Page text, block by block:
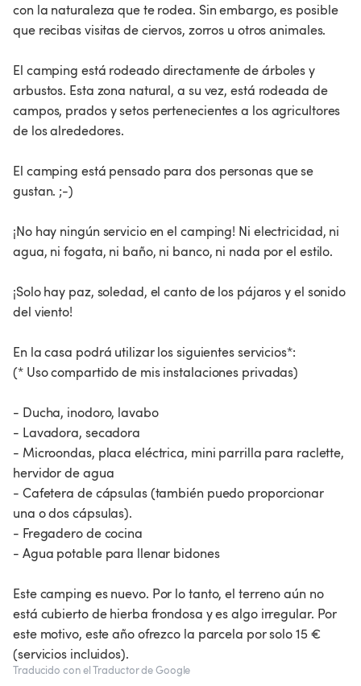
con la naturaleza que te rodea. Sin embargo, es posible
que recibas visitas de ciervos, zorros u otros animales.
El camping está rodeado directamente de árboles y
arbustos. Esta zona natural, a su vez, está rodeada de
campos, prados y setos pertenecientes a los agricultores
de los alrededores.
El camping está pensado para dos personas que se
gustan. ;-)
¡No hay ningún servicio en el camping! Ni electricidad, ni
agua, ni fogata, ni baño, ni banco, ni nada por el estilo.
¡Solo hay paz, soledad, el canto de los pájaros y el sonido
del viento!
En la casa podrá utilizar los siguientes servicios*:
(* Uso compartido de mis instalaciones privadas)
- Ducha, inodoro, lavabo
- Lavadora, secadora
- Microondas, placa eléctrica, mini parrilla para raclette,
hervidor de agua
- Cafetera de cápsulas (también puedo proporcionar
una o dos cápsulas).
- Fregadero de cocina
- Agua potable para llenar bidones
Este camping es nuevo. Por lo tanto, el terreno aún no
está cubierto de hierba frondosa y es algo irregular. Por
este motivo, este año ofrezco la parcela por solo 15 €
(servicios incluidos).
Traducido con el Traductor de Google